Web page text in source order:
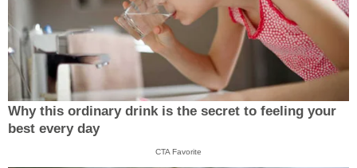
Why this ordinary drink is the secret to feeling your
best every day
CTA Favorite